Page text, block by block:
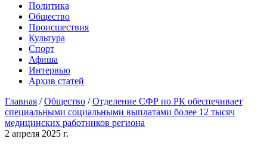
Политика
Общество
Проиcшествия
Культура
Спорт
Афиша
Интервью
Архив статей
Главная /Общество /Отделение СФР по РК обеспечивает
специальными социальными выплатами более 12 тысяч
медицинских работников региона
2 апреля 2025 г.